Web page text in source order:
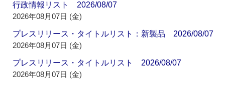
行政情報リスト 2026/08/07
2026年08月07日 (金)
プレスリリース・タイトルリスト：新製品 2026/08/07
2026年08月07日 (金)
プレスリリース・タイトルリスト 2026/08/07
2026年08月07日 (金)